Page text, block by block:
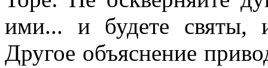
ими... и будете святы,
Другое объяснение